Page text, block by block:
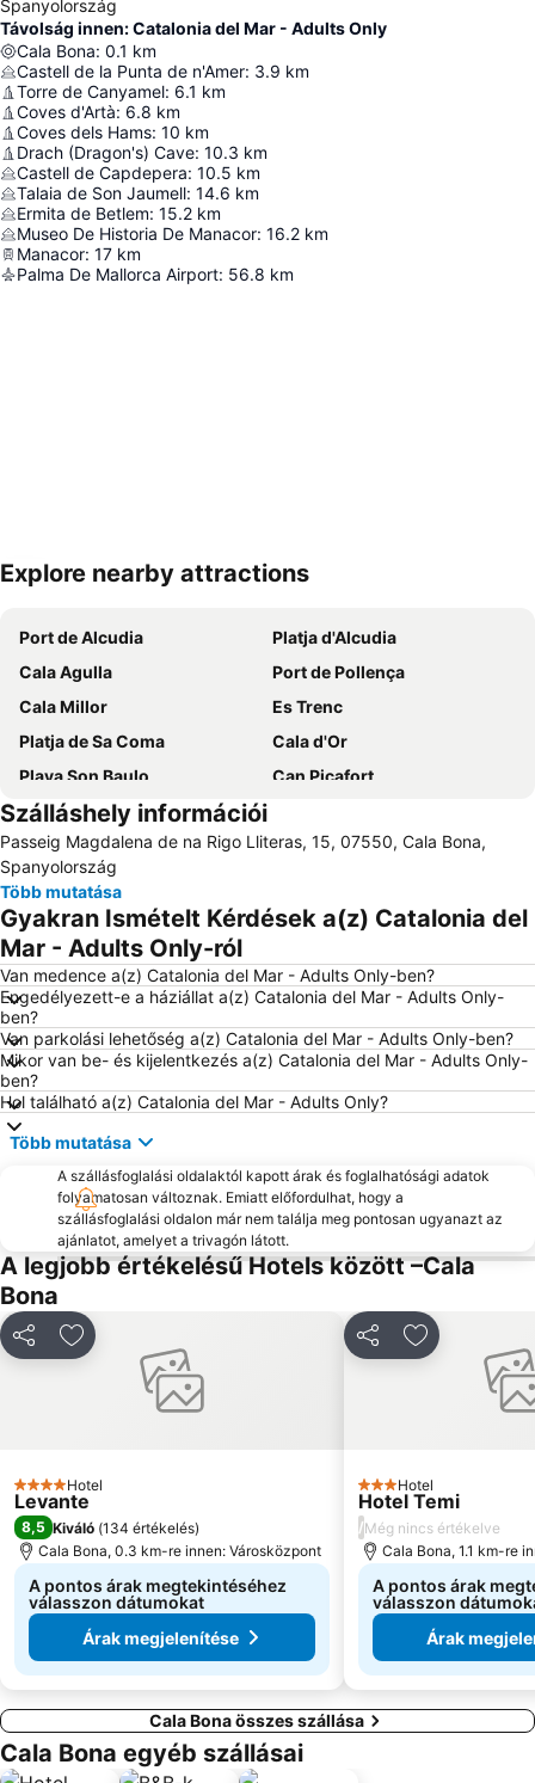
Spanyolország
Távolság innen: Catalonia del Mar - Adults Only
Cala Bona: 0.1 km
Castell de la Punta de n'Amer: 3.9 km
Torre de Canyamel: 6.1 km
Coves d'Artà: 6.8 km
Coves dels Hams: 10 km
Drach (Dragon's) Cave: 10.3 km
Castell de Capdepera: 10.5 km
Talaia de Son Jaumell: 14.6 km
Ermita de Betlem: 15.2 km
Museo De Historia De Manacor: 16.2 km
Manacor: 17 km
Palma De Mallorca Airport: 56.8 km
Nagy méretű térkép
Explore nearby attractions
Port de Alcudia
Platja d'Alcudia
Cala Agulla
Port de Pollença
Cala Millor
Es Trenc
Platja de Sa Coma
Cala d'Or
Playa Son Baulo
Can Picafort
Cala Gran
Santuari de Lluc
Platja de Canyamel
Cala Antena
Cala Llombards
Szálláshely információi
Passeig Magdalena de na Rigo Lliteras, 15, 07550, Cala Bona,
Spanyolország
Több mutatása
Gyakran Ismételt Kérdések a(z) Catalonia del
Mar - Adults Only-ról
Van medence a(z) Catalonia del Mar - Adults Only-ben?
Engedélyezett-e a háziállat a(z) Catalonia del Mar - Adults Only-
ben?
Van parkolási lehetőség a(z) Catalonia del Mar - Adults Only-ben?
Mikor van be- és kijelentkezés a(z) Catalonia del Mar - Adults Only-
ben?
Hol található a(z) Catalonia del Mar - Adults Only?
Több mutatása
A szállásfoglalási oldalaktól kapott árak és foglalhatósági adatok
folyamatosan változnak. Emiatt előfordulhat, hogy a
szállásfoglalási oldalon már nem találja meg pontosan ugyanazt az
ajánlatot, amelyet a trivagón látott.
A legjobb értékelésű Hotels között –Cala
Bona
MegosztásHozzáadás a kedvencekhez
4 Kategória
Hotel
Levante
8,5 Kiváló (134 értékelés)
Cala Bona, 0.3 km-re innen: Városközpont
A pontos árak megtekintéséhez
válasszon dátumokat
Árak megjelenítése
MegosztásHozzáadás
3 Kategória
Hotel
Hotel Temi
/Még nincs értékelve
Cala Bona, 1.1 km-re
A pontos árak
válasszon
Árak
Cala Bona összes szállása
Cala Bona egyéb szállásai